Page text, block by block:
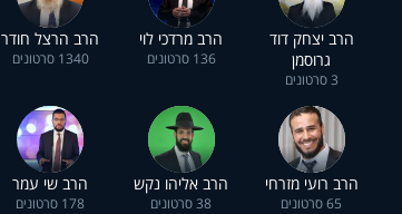
הרב יצחק דוד
גרוסמן
3 סרטונים
הרב מרדכי לוי
136 סרטונים
הרב הרצל חודר
1340 סרטונים
הרב רועי מזרחי
65 סרטונים
הרב אליהו נקש
38 סרטונים
הרב שי עמר
178 סרטונים